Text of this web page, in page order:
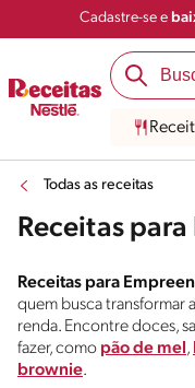
Cadastre-se e
Todas as receitas
Receitas
Receitas para
quem busca transformar
renda. Encontre doces,
fazer, como pão de mel ,
brownie.